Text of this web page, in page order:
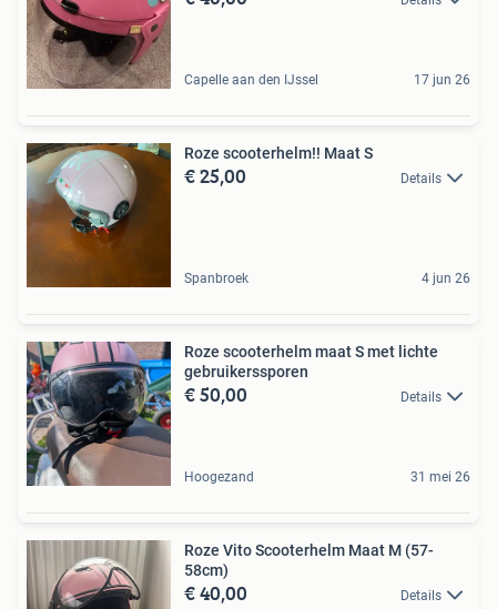
Capelle aan den IJssel 17 jun 26
Roze scooterhelm!! Maat S
€ 25,00 Details
Spanbroek 4 jun 26
Roze scooterhelm maat S met lichte
gebruikerssporen
€ 50,00 Details
Hoogezand 31 mei 26
Roze Vito Scooterhelm Maat M (57-
58cm)
€ 40,00 Details